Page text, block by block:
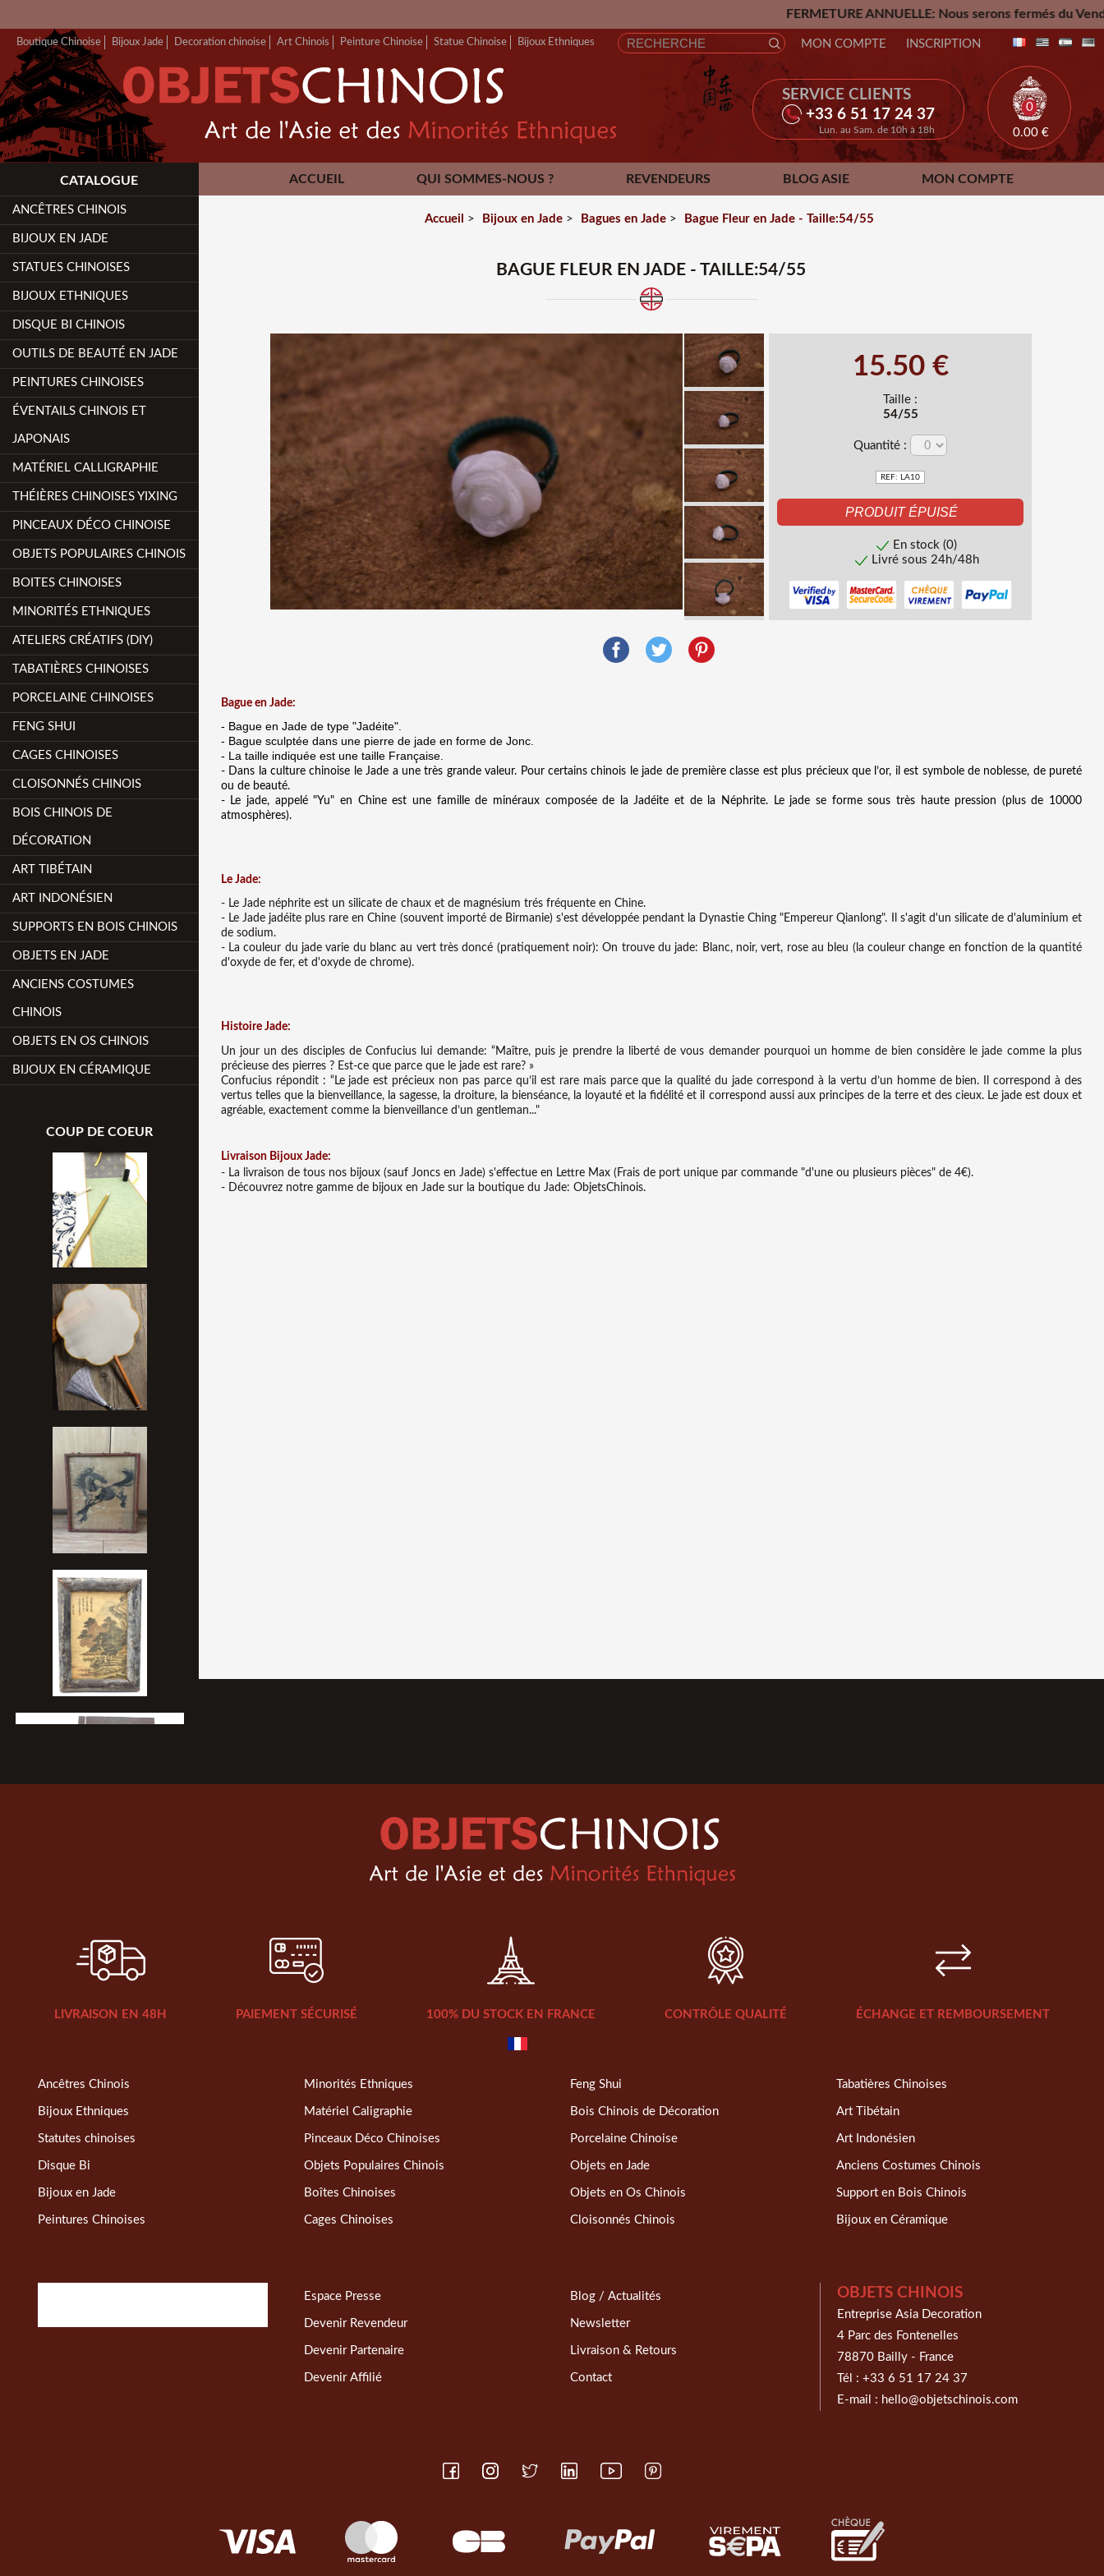
FERMETURE ANNUELLE: Nous serons fermés du Vendredi 24
Boutique Chinoise Bijoux Jade Decoration chinoise Art Chinois Peinture Chinoise Statue Chinoise Bijoux Ethniques
SERVICE CLIENTS
+33 6 51 17 24 37
Lun. au Sam. de 10h à 18h
MON COMPTE INSCRIPTION
0
0.00 €
ACCUEIL QUI SOMMES-NOUS ? REVENDEURS BLOG ASIE MON COMPTE
CONTACT
CATALOGUE
ANCÊTRES CHINOIS
BIJOUX EN JADE
STATUES CHINOISES
BIJOUX ETHNIQUES
DISQUE BI CHINOIS
OUTILS DE BEAUTÉ EN JADE
PEINTURES CHINOISES
ÉVENTAILS CHINOIS ET
JAPONAIS
MATÉRIEL CALLIGRAPHIE
THÉIÈRES CHINOISES YIXING
PINCEAUX DÉCO CHINOISE
OBJETS POPULAIRES CHINOIS
BOITES CHINOISES
MINORITÉS ETHNIQUES
ATELIERS CRÉATIFS (DIY)
TABATIÈRES CHINOISES
PORCELAINE CHINOISES
FENG SHUI
CAGES CHINOISES
CLOISONNÉS CHINOIS
BOIS CHINOIS DE
DÉCORATION
ART TIBÉTAIN
ART INDONÉSIEN
SUPPORTS EN BOIS CHINOIS
OBJETS EN JADE
ANCIENS COSTUMES
CHINOIS
OBJETS EN OS CHINOIS
BIJOUX EN CÉRAMIQUE
COUP DE COEUR
Accueil > Bijoux en Jade> Bagues en Jade> Bague Fleur en Jade - Taille:54/55
BAGUE FLEUR EN JADE - TAILLE:54/55
15.50 €
Taille :
54/55
Quantité :
REF: LA10
En stock (0)
Livré sous 24h/48h
Bague en Jade:
- Bague en Jade de type "Jadéite".
- Bague sculptée dans une pierre de jade en forme de Jonc.
- La taille indiquée est une taille Française.
- Dans la culture chinoise le Jade a une très grande valeur. Pour certains chinois le jade de première classe est plus précieux que l’or, il est symbole de noblesse, de pureté
ou de beauté.
- Le jade, appelé "Yu" en Chine est une famille de minéraux composée de la Jadéite et de la Néphrite. Le jade se forme sous très haute pression (plus de 10000
atmosphères).
Le Jade:
- Le Jade néphrite est un silicate de chaux et de magnésium trés fréquente en Chine.
- Le Jade jadéite plus rare en Chine (souvent importé de Birmanie) s'est développée pendant la Dynastie Ching "Empereur Qianlong". Il s'agit d'un silicate de d'aluminium et
de sodium.
- La couleur du jade varie du blanc au vert très doncé (pratiquement noir): On trouve du jade: Blanc, noir, vert, rose au bleu (la couleur change en fonction de la quantité
d'oxyde de fer, et d'oxyde de chrome).
Histoire Jade:
Un jour un des disciples de Confucius lui demande: “Maître, puis je prendre la liberté de vous demander pourquoi un homme de bien considère le jade comme la plus
précieuse des pierres ? Est-ce que parce que le jade est rare? »
Confucius répondit : “Le jade est précieux non pas parce qu’il est rare mais parce que la qualité du jade correspond à la vertu d’un homme de bien. Il correspond à des
vertus telles que la bienveillance, la sagesse, la droiture, la bienséance, la loyauté et la fidélité et il correspond aussi aux principes de la terre et des cieux. Le jade est doux et
agréable, exactement comme la bienveillance d’un gentleman..."
Livraison Bijoux Jade:
- La livraison de tous nos bijoux (sauf Joncs en Jade) s'effectue en Lettre Max (Frais de port unique par commande "d'une ou plusieurs pièces" de 4€).
- Découvrez notre gamme de bijoux en Jade sur la boutique du Jade: ObjetsChinois.
LIVRAISON EN 48H PAIEMENT SÉCURISÉ 100% DU STOCK EN FRANCE CONTRÔLE QUALITÉ ÉCHANGE ET REMBOURSEMENT
Ancêtres Chinois
Bijoux Ethniques
Statutes chinoises
Disque Bi
Bijoux en Jade
Peintures Chinoises
Minorités Ethniques
Matériel Caligraphie
Pinceaux Déco Chinoises
Objets Populaires Chinois
Boîtes Chinoises
Cages Chinoises
Feng Shui
Bois Chinois de Décoration
Porcelaine Chinoise
Objets en Jade
Objets en Os Chinois
Cloisonnés Chinois
Tabatières Chinoises
Art Tibétain
Art Indonésien
Anciens Costumes Chinois
Support en Bois Chinois
Bijoux en Céramique
Espace Presse
Devenir Revendeur
Devenir Partenaire
Devenir Affilié
Blog / Actualités
Newsletter
Livraison & Retours
Contact
OBJETS CHINOIS
Entreprise Asia Decoration
4 Parc des Fontenelles
78870 Bailly - France
Tél : +33 6 51 17 24 37
E-mail : hello@objetschinois.com